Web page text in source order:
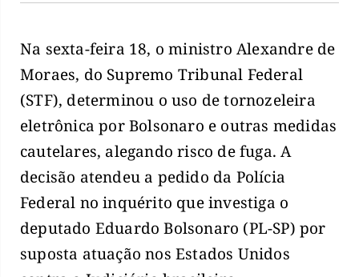
Na sexta-feira 18, o ministro Alexandre de
Moraes, do Supremo Tribunal Federal
(STF), determinou o uso de tornozeleira
eletrônica por Bolsonaro e outras medidas
cautelares, alegando risco de fuga. A
decisão atendeu a pedido da Polícia
Federal no inquérito que investiga o
deputado Eduardo Bolsonaro (PL-SP) por
suposta atuação nos Estados Unidos